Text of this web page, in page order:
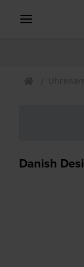
Danish